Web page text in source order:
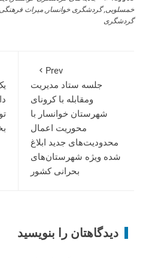
خمسلویی,گردشگری خوانسار , میراث فرهنگی
گردشگری
Prev
جلسه ستاد مدیریت
ومقابله با کرونای
شهرستان خوانسار با
محوریت اعمال
محدودیت‌های جدید ابلاغ
شده ویژه شهرستان‌های
بحرانی کشور
دیدگاهتان را بنویسید